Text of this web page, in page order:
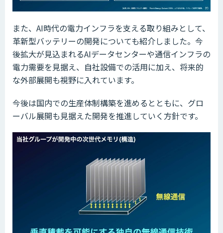
また、AI時代の電力インフラを支える取り組みとして、
革新型バッテリーの開発についても紹介しました。今
後拡大が見込まれるAIデータセンターや通信インフラの
電力需要を見据え、自社設備での活用に加え、将来的
な外部展開も視野に入れています。
今後は国内での生産体制構築を進めるとともに、グロ
ーバル展開も見据えた開発を推進していく方針です。